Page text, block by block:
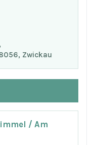
Zwickau
/ Am